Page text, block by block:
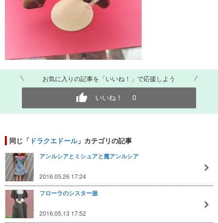
お気に入りの記事を「いいね！」で応援しよう
いいね！ 0
同じ「 ドラクエドール」カテゴリの記事
アンルシアとミシュアと魔アンルシア
2016.05.26 17:24
フローラのシスター服
2016.05.13 17:52